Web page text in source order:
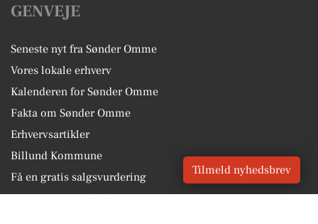
GENVEJE
Seneste nyt fra Sønder Omme
Vores lokale erhverv
Kalenderen for Sønder Omme
Fakta om Sønder Omme
Erhvervsartikler
Billund Kommune
Få en gratis salgsvurdering
Sponsoreret indhold
Tilmeld nyhedsbrev